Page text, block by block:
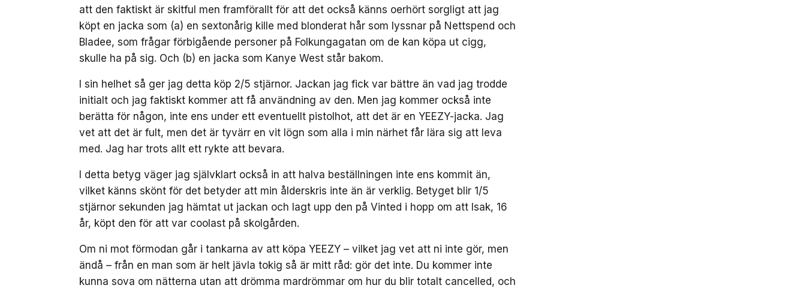
att den faktiskt är skitful men framförallt för att det också känns oerhört sorgligt att jag
köpt en jacka som (a) en sextonårig kille med blonderat hår som lyssnar på Nettspend och
Bladee, som frågar förbigående personer på Folkungagatan om de kan köpa ut cigg,
skulle ha på sig. Och (b) en jacka som Kanye West står bakom.
I sin helhet så ger jag detta köp 2/5 stjärnor. Jackan jag fick var bättre än vad jag trodde
initialt och jag faktiskt kommer att få användning av den. Men jag kommer också inte
berätta för någon, inte ens under ett eventuellt pistolhot, att det är en YEEZY-jacka. Jag
vet att det är fult, men det är tyvärr en vit lögn som alla i min närhet får lära sig att leva
med. Jag har trots allt ett rykte att bevara.
I detta betyg väger jag självklart också in att halva beställningen inte ens kommit än,
vilket känns skönt för det betyder att min ålderskris inte än är verklig. Betyget blir 1/5
stjärnor sekunden jag hämtat ut jackan och lagt upp den på Vinted i hopp om att Isak, 16
år, köpt den för att var coolast på skolgården.
Om ni mot förmodan går i tankarna av att köpa YEEZY – vilket jag vet att ni inte gör, men
ändå – från en man som är helt jävla tokig så är mitt råd: gör det inte. Du kommer inte
kunna sova om nätterna utan att drömma mardrömmar om hur du blir totalt cancelled, och